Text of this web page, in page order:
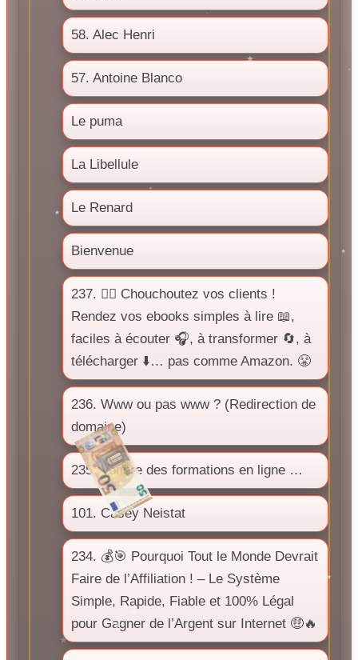
58. Alec Henri
57. Antoine Blanco
Le puma
La Libellule
Le Renard
Bienvenue
237. ❤️‍🔥 Chouchoutez vos clients !
Rendez vos ebooks simples à lire 📖,
faciles à écouter 🎧, à transformer 🔄, à
télécharger ⬇️… pas comme Amazon. 😤
236. Www ou pas www ? (Redirection de
domaine)
235. Vendre des formations en ligne …
101. Casey Neistat
234. 💰🎯 Pourquoi Tout le Monde Devrait
Faire de l’Affiliation ! – Le Système
Simple, Rapide, Fiable et 100% Légal
pour Gagner de l’Argent sur Internet 🤑🔥